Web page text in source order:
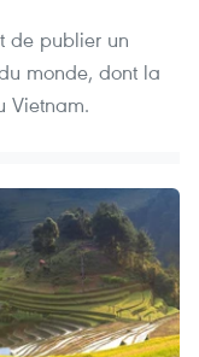
de publier un
monde, dont la
Vietnam.